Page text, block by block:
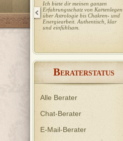
Ich biete dir meinen ganzen
Erfahrungsschatz von Kartenlegen
über Astrologie bis Chakren- und
Energiearbeit. Authentisch, klar
und einfühlsam.
BERATERSTATUS
Alle Berater
Chat-Berater
E-Mail-Berater